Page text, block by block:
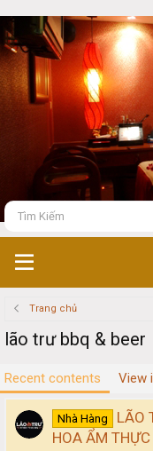
Trang chủ
lão trư bbq & beer
Recent contents View
Nhà Hàng
LÃO
HOA ẨM